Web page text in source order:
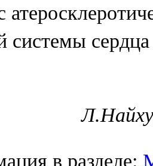
системы
в разделе: